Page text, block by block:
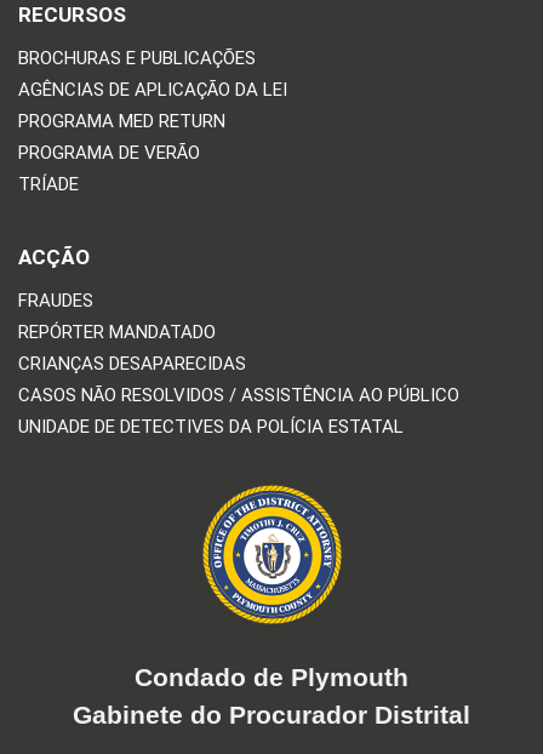
RECURSOS
BROCHURAS E PUBLICAÇÕES
AGÊNCIAS DE APLICAÇÃO DA LEI
PROGRAMA MED RETURN
PROGRAMA DE VERÃO
TRÍADE
ACÇÃO
FRAUDES
REPÓRTER MANDATADO
CRIANÇAS DESAPARECIDAS
CASOS NÃO RESOLVIDOS / ASSISTÊNCIA AO PÚBLICO
UNIDADE DE DETECTIVES DA POLÍCIA ESTATAL
Condado de Plymouth
Gabinete do Procurador Distrital